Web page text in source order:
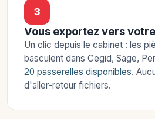
3
Vous exportez vers
Un clic depuis le cabinet : les
basculent dans Cegid, Sage,
20 passerelles disponibles.
d'aller-retour fichiers.